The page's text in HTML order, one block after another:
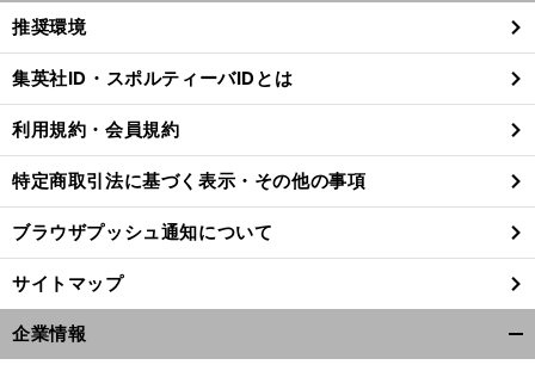
閉
る
推奨環境
集英社ID・スポルティーバIDとは
利用規約・会員規約
特定商取引法に基づく表示・その他の事項
ブラウザプッシュ通知について
サイトマップ
企業情報